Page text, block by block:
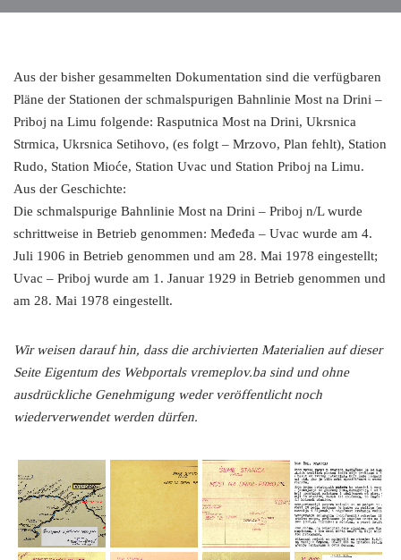
Aus der bisher gesammelten Dokumentation sind die verfügbaren
Pläne der Stationen der schmalspurigen Bahnlinie Most na Drini –
Priboj na Limu folgende: Rasputnica Most na Drini, Ukrsnica
Strmica, Ukrsnica Setihovo, (es folgt – Mrzovo, Plan fehlt), Station
Rudo, Station Mioće, Station Uvac und Station Priboj na Limu.
Aus der Geschichte:
Die schmalspurige Bahnlinie Most na Drini – Priboj n/L wurde
schrittweise in Betrieb genommen: Međeđa – Uvac wurde am 4.
Juli 1906 in Betrieb genommen und am 28. Mai 1978 eingestellt;
Uvac – Priboj wurde am 1. Januar 1929 in Betrieb genommen und
am 28. Mai 1978 eingestellt.
Wir weisen darauf hin, dass die archivierten Materialien auf dieser
Seite Eigentum des Webportals vremeplov.ba sind und ohne
ausdrückliche Genehmigung weder veröffentlicht noch
wiederverwendet werden dürfen.